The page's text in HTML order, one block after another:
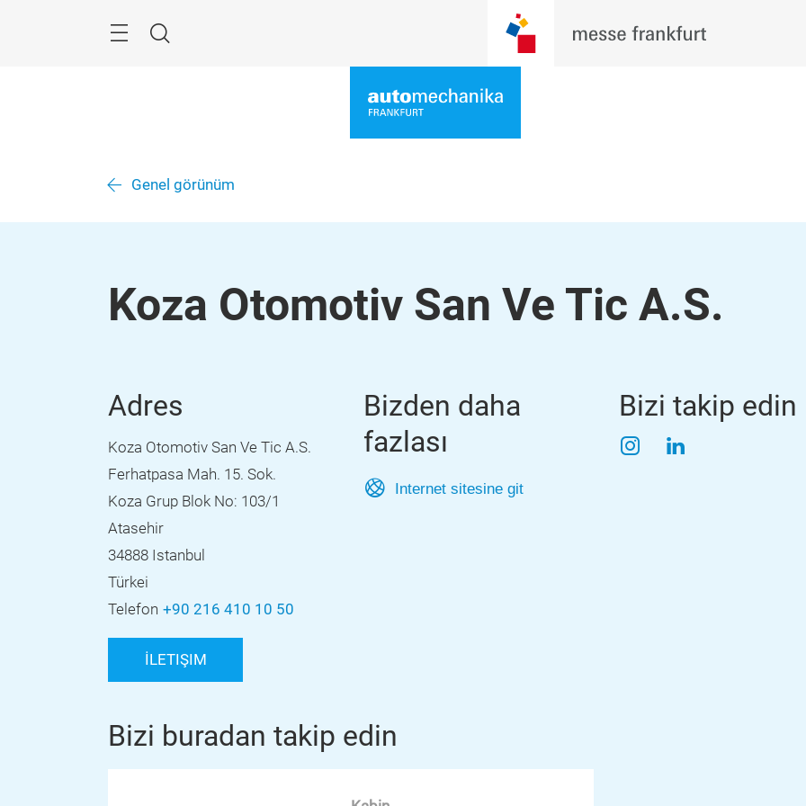
Suche
Genel görünüm
Koza Otomotiv San Ve Tic A.S.
Adres
Koza Otomotiv San Ve Tic A.S.
Ferhatpasa Mah. 15. Sok.
Koza Grup Blok No: 103/1
Atasehir
34888 Istanbul
Türkei
Telefon +90 216 410 10 50
İLETIŞIM
Bizden daha
fazlası
Internet sitesine git
Bizi takip edin
Instagram
LinkedIn
Bizi buradan takip edin